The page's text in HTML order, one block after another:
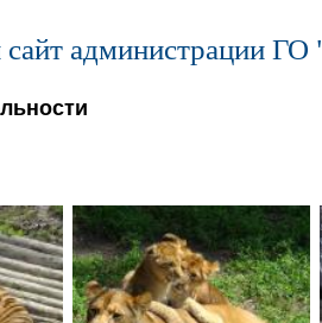
администрации ГО